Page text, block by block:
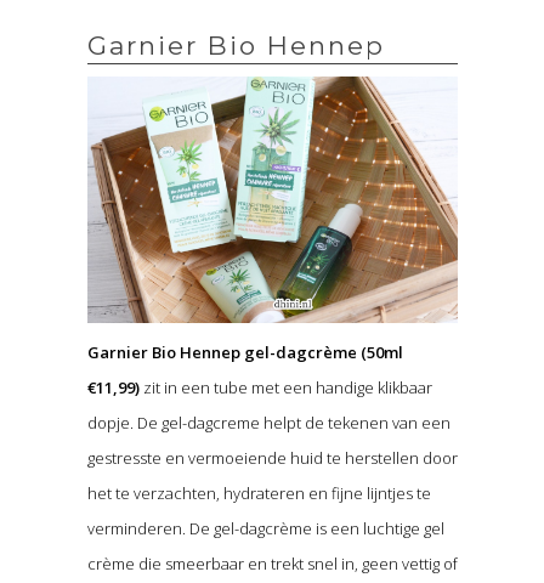
Garnier Bio Hennep
Garnier Bio Hennep gel-dagcrème (50ml
€11,99)zit in een tube met een handige klikbaar
dopje. De gel-dagcreme helpt de tekenen van een
gestresste en vermoeiende huid te herstellen door
het te verzachten, hydrateren en fijne lijntjes te
verminderen. De gel-dagcrème is een luchtige gel
crème die smeerbaar en trekt snel in, geen vettig of